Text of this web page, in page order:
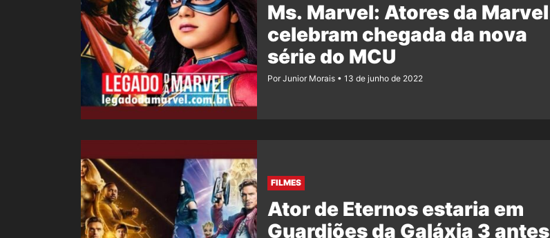
Ms. Marvel: Atores da Marvel
celebram chegada da nova
série do MCU
Por Junior Morais 13 de junho de 2022
FILMES
Ator de Eternos estaria em
Guardiões da Galáxia 3 antes